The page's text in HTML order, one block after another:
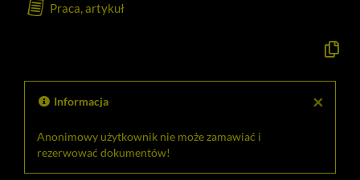
Praca, artykuł
Kopiuj
do
×
Informacja
Anonimowy użytkownik nie może zamawiać i
rezerwować dokumentów!